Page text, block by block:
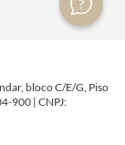
bloco C/E/G, Piso
900 | CNPJ: